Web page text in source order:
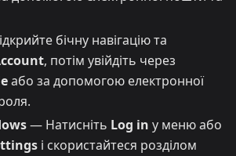
бічну навігацію та
, потім увійдіть через
або за допомогою електронної
— Натисніть Log in у меню або
і скористайтеся розділом